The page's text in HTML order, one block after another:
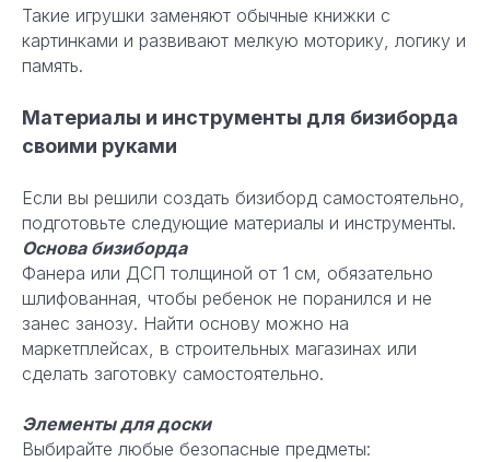
Такие игрушки заменяют обычные книжки с
картинками и развивают мелкую моторику, логику и
память.
Материалы и инструменты для бизиборда
своими руками
Если вы решили создать бизиборд самостоятельно,
подготовьте следующие материалы и инструменты.
Основа бизиборда
Фанера или ДСП толщиной от 1 см, обязательно
шлифованная, чтобы ребенок не поранился и не
занес занозу. Найти основу можно на
маркетплейсах, в строительных магазинах или
сделать заготовку самостоятельно.
Элементы для доски
Выбирайте любые безопасные предметы: